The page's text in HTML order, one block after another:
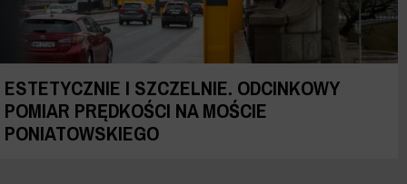
ESTETYCZNIE I SZCZELNIE. ODCINKOWY
POMIAR PRĘDKOŚCI NA MOŚCIE
PONIATOWSKIEGO